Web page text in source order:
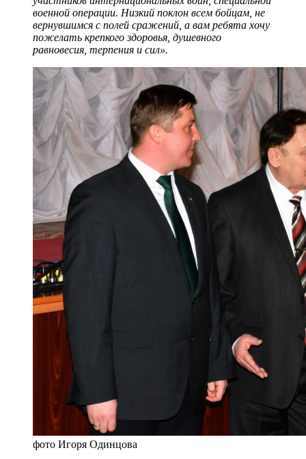
военной операции. Низкий поклон всем бойцам, не
вернувшимся с полей сражений, а вам ребята хочу
пожелать крепкого здоровья, душевного
равновесия, терпения и сил».
фото Игоря Одинцова